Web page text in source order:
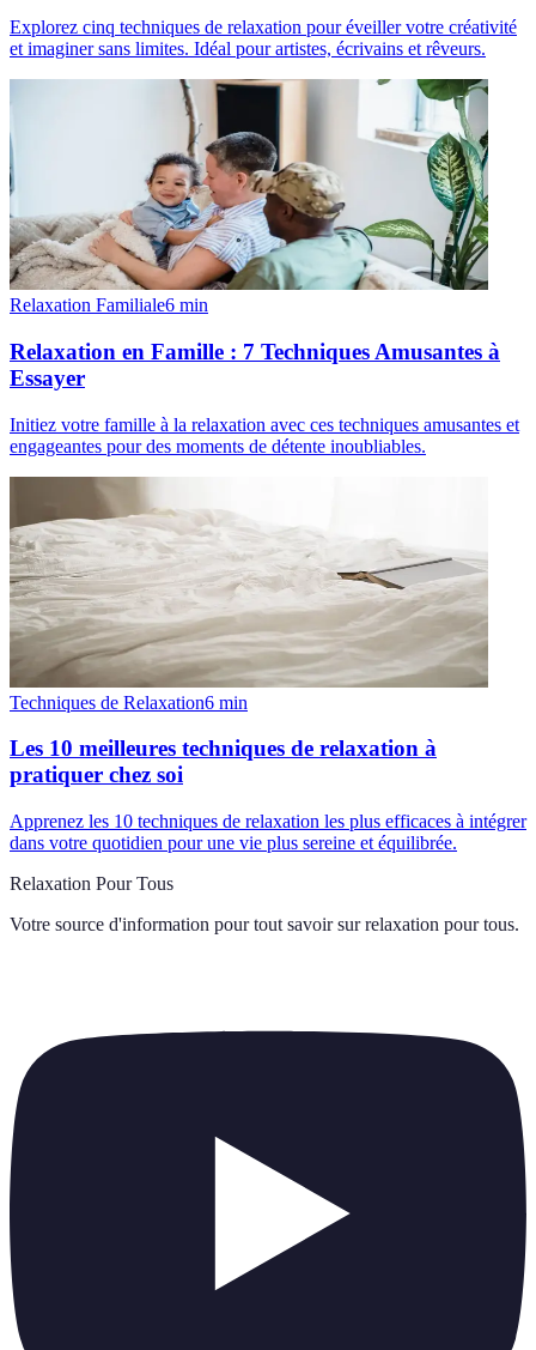
Explorez cinq techniques de relaxation pour éveiller votre créativité
et imaginer sans limites. Idéal pour artistes, écrivains et rêveurs.
Relaxation Familiale6 min
Relaxation en Famille : 7 Techniques Amusantes à
Essayer
Initiez votre famille à la relaxation avec ces techniques amusantes et
engageantes pour des moments de détente inoubliables.
Techniques de Relaxation6 min
Les 10 meilleures techniques de relaxation à
pratiquer chez soi
Apprenez les 10 techniques de relaxation les plus efficaces à intégrer
dans votre quotidien pour une vie plus sereine et équilibrée.
Relaxation Pour Tous
Votre source d'information pour tout savoir sur relaxation pour tous.